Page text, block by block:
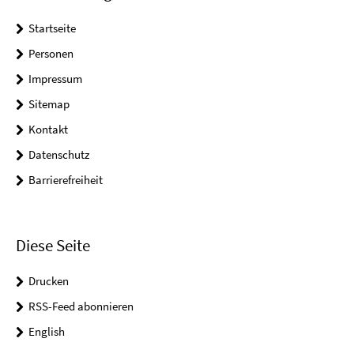
Startseite
Personen
Impressum
Sitemap
Kontakt
Datenschutz
Barrierefreiheit
Diese Seite
Drucken
RSS-Feed abonnieren
English